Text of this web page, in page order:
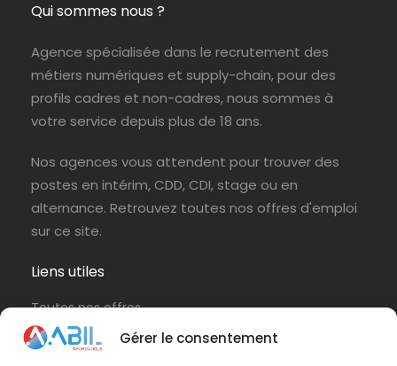
Gérer le consentement
Qui sommes nous ?
Agence spécialisée dans le recrutement des
métiers numériques et supply-chain, pour des
profils cadres et non-cadres, nous sommes à
votre service depuis plus de 18 ans.
Nos agences vous attendent pour trouver des
postes en intérim, CDD, CDI, stage ou en
alternance. Retrouvez toutes nos offres d'emploi
sur ce site.
Liens utiles
Toutes nos offres
Protection de vos données personnelles